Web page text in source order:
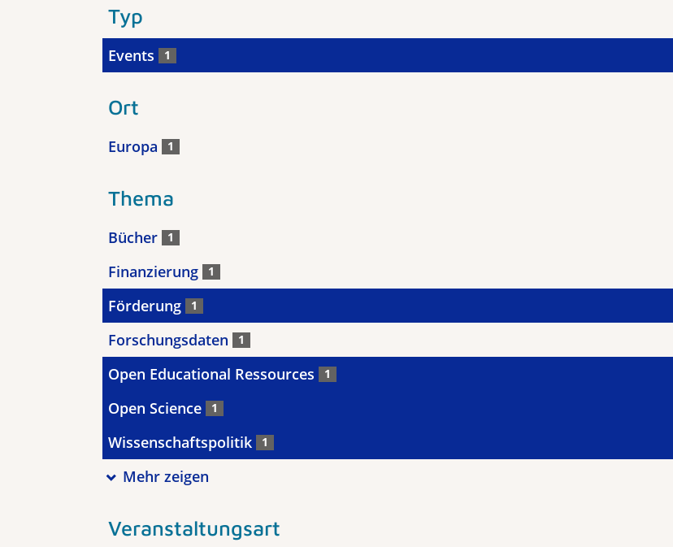
Typ
Events 1
Ort
Europa 1
Thema
Bücher 1
Finanzierung 1
Förderung 1
Forschungsdaten 1
Open Educational Ressources 1
Open Science 1
Wissenschaftspolitik 1
Mehr zeigen
Veranstaltungsart